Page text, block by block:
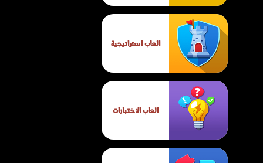
العاب استراتيجية
العاب الاختبارات